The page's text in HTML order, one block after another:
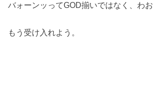
バォーンッってGOD揃いではなく、わお
もう受け入れよう。